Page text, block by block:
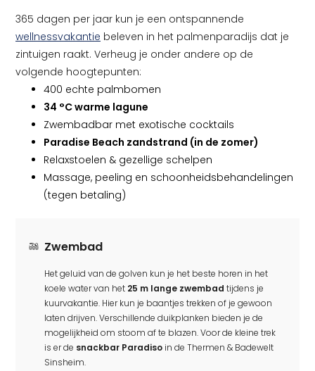
365 dagen per jaar kun je een ontspannende
wellnessvakantie beleven in het palmenparadijs dat je
zintuigen raakt. Verheug je onder andere op de
volgende hoogtepunten:
400 echte palmbomen
34 °C warme lagune
Zwembadbar met exotische cocktails
Paradise Beach zandstrand (in de zomer)
Relaxstoelen & gezellige schelpen
Massage, peeling en schoonheidsbehandelingen
(tegen betaling)
Zwembad
Het geluid van de golven kun je het beste horen in het
koele water van het 25 m lange zwembad tijdens je
kuurvakantie. Hier kun je baantjes trekken of je gewoon
laten drijven. Verschillende duikplanken bieden je de
mogelijkheid om stoom af te blazen. Voor de kleine trek
is er de snackbar Paradiso in de Thermen & Badewelt
Sinsheim.